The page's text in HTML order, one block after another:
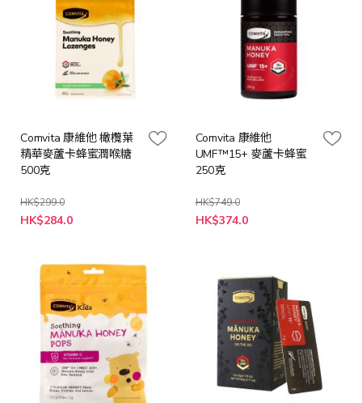
Comvita 康維他 橄欖葉
精華麥蘆卡蜂蜜潤喉糖
500克
HK$299.0
特
殊
HK$284.0
Comvita 康維他
UMF™15+ 麥蘆卡蜂蜜
250克
HK$749.0
特
殊
HK$374.0